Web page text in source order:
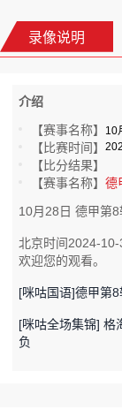
录像说明
介绍
【赛事名称】
10
【比赛时间】
【比分结果】
【赛事名称】德
10月28日 德甲第
北京时间2024-
欢迎您的观看。
[咪咕国语]德甲第
[咪咕全场集锦] 格
负